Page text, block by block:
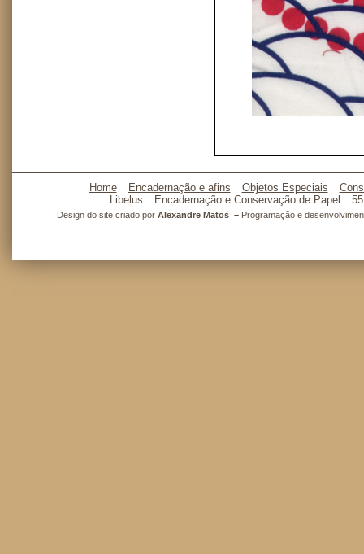
Home Encadernação e afins Objetos Especiais
Libelus
Encadernação e Conservação de Papel
Design do site criado por Alexandre Matos – Programação e